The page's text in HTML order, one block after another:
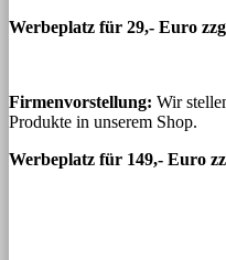
Werbeplatz für 29,- Euro
Firmenvorstellung: Wir
Produkte in unserem Shop.
Werbeplatz für 149,- Euro